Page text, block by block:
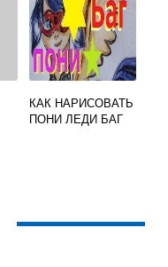
КАК НАРИСОВАТЬ
ПОНИ ЛЕДИ БАГ